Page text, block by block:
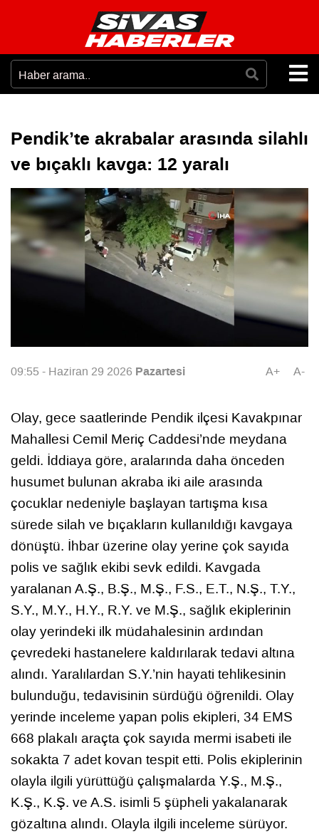
Pendik’te akrabalar arasında silahlı
ve bıçaklı kavga: 12 yaralı
09:55 - Haziran 29 2026 Pazartesi A+ A-
Olay, gece saatlerinde Pendik ilçesi Kavakpınar
Mahallesi Cemil Meriç Caddesi’nde meydana
geldi. İddiaya göre, aralarında daha önceden
husumet bulunan akraba iki aile arasında
çocuklar nedeniyle başlayan tartışma kısa
sürede silah ve bıçakların kullanıldığı kavgaya
dönüştü. İhbar üzerine olay yerine çok sayıda
polis ve sağlık ekibi sevk edildi. Kavgada
yaralanan A.Ş., B.Ş., M.Ş., F.S., E.T., N.Ş., T.Y.,
S.Y., M.Y., H.Y., R.Y. ve M.Ş., sağlık ekiplerinin
olay yerindeki ilk müdahalesinin ardından
çevredeki hastanelere kaldırılarak tedavi altına
alındı. Yaralılardan S.Y.’nin hayati tehlikesinin
bulunduğu, tedavisinin sürdüğü öğrenildi. Olay
yerinde inceleme yapan polis ekipleri, 34 EMS
668 plakalı araçta çok sayıda mermi isabeti ile
sokakta 7 adet kovan tespit etti. Polis ekiplerinin
olayla ilgili yürüttüğü çalışmalarda Y.Ş., M.Ş.,
K.Ş., K.Ş. ve A.S. isimli 5 şüpheli yakalanarak
gözaltına alındı. Olayla ilgili inceleme sürüyor.